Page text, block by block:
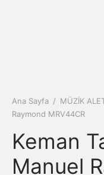
Ana Sayfa / MÜZİK
Raymond MRV44CR
Keman
Manuel